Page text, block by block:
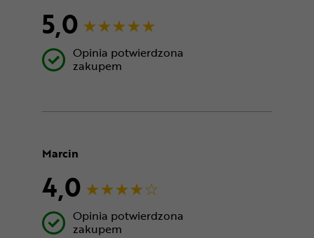
5,0
Opinia potwierdzona
zakupem
Marcin
4,0
Opinia potwierdzona
zakupem